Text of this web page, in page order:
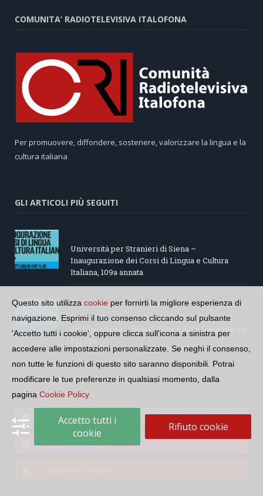
COMUNITA’ RADIOTELEVISIVA ITALOFONA
Per promuovere, diffondere, sostenere, valorizzare la lingua e la
cultura italiana
GLI ARTICOLI PIÙ SEGUITI
Università per Stranieri di Siena –
Inaugurazione dei Corsi di Lingua e Cultura
Italiana, 109a annata
“Le parole del mare”: la serie di video ideata
dall’Accademia della Crusca e dalla Lega Navale
italiana
SEGUI LA COMUNITÀ SUI SOCIAL
Seguici su Facebook
Seguici su Instagram
Questo sito utilizza cookie per fornirti la migliore esperienza di
navigazione. Esprimi il tuo consenso cliccando sul pulsante
'Accetto tutti i cookie', oppure clicca sull'icona a sinistra per
accedere alle impostazioni personalizzate. Se neghi il consenso,
non tutte le funzioni di questo sito saranno disponibili. Potrai
modificare le tue preferenze in qualsiasi momento, dalla
pagina Cookie Policy
Accetto tutti i
cookie
Rifiuto cookie